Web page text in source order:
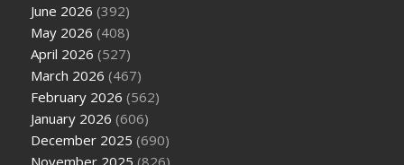
June 2026 (392)
May 2026 (408)
April 2026 (527)
March 2026 (467)
February 2026 (562)
January 2026 (606)
December 2025 (690)
November 2025 (826)